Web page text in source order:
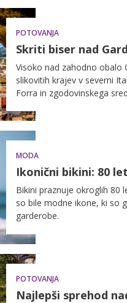
POTOVANJA
Skriti biser nad
Visoko nad zahodno obalo
slikovitih krajev v severni
Forra in zgodovinskega
MODA
Ikonični bikini: 80
Bikini praznuje okroglih 80
so bile modne ikone, ki so
garderobe.
POTOVANJA
Najlepši sprehod